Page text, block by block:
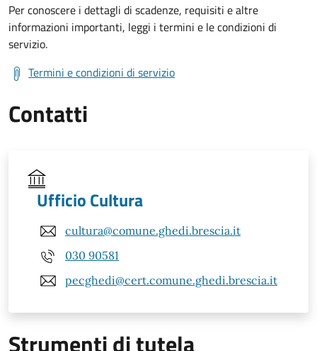
Per conoscere i dettagli di scadenze, requisiti e altre
informazioni importanti, leggi i termini e le condizioni di
servizio.
Termini e condizioni di servizio
Contatti
Ufficio Cultura
cultura@comune.ghedi.brescia.it
030 90581
pecghedi@cert.comune.ghedi.brescia.it
Strumenti di tutela